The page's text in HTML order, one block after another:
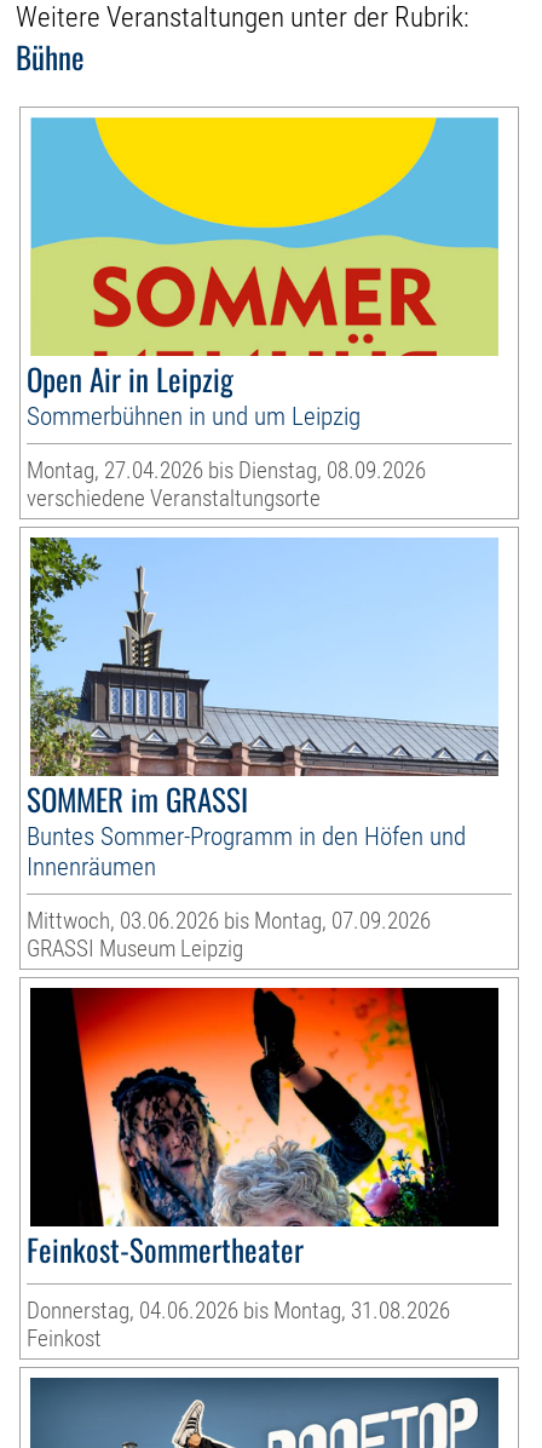
Weitere Veranstaltungen unter der Rubrik:
Bühne
Open Air in Leipzig
Sommerbühnen in und um Leipzig
Montag, 27.04.2026 bis Dienstag, 08.09.2026
verschiedene Veranstaltungsorte
SOMMER im GRASSI
Buntes Sommer-Programm in den Höfen und
Innenräumen
Mittwoch, 03.06.2026 bis Montag, 07.09.2026
GRASSI Museum Leipzig
Feinkost-Sommertheater
Donnerstag, 04.06.2026 bis Montag, 31.08.2026
Feinkost